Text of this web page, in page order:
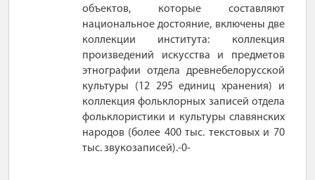
объектов, которые составляют
национальное достояние, включены две
коллекции института: коллекция
произведений искусства и предметов
этнографии отдела древнебелорусской
культуры (12 295 единиц хранения) и
коллекция фольклорных записей отдела
фольклористики и культуры славянских
народов (более 400 тыс. текстовых и 70
тыс. звукозаписей).-0-